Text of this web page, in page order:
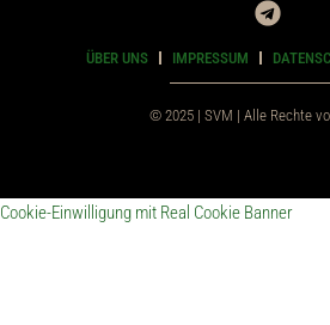
ÜBER UNS IMPRESSUM
© 2025 | SVM | Alle Rechte
Cookie-Einwilligung mit Real Cookie Banner